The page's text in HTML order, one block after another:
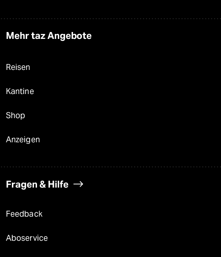
Mehr taz Angebote
Reisen
Kantine
Shop
Anzeigen
Fragen & Hilfe
Feedback
Aboservice